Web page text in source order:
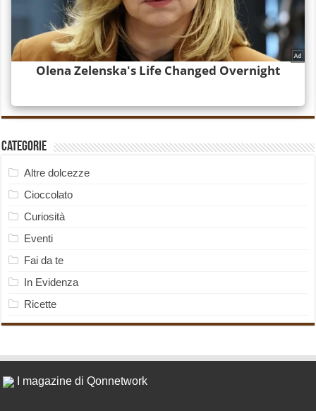
Categorie
Altre dolcezze
Cioccolato
Curiosità
Eventi
Fai da te
In Evidenza
Ricette
I magazine di Qonnetwork